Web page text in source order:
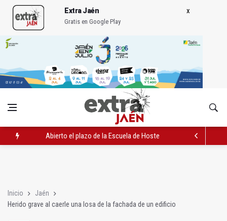
Extra Jaén
Gratis en Google Play
Abierto el plazo de la Escuela de Hostelería Hacienda La
Inicio
Jaén
Herido grave al caerle una losa de la fachada de un edificio